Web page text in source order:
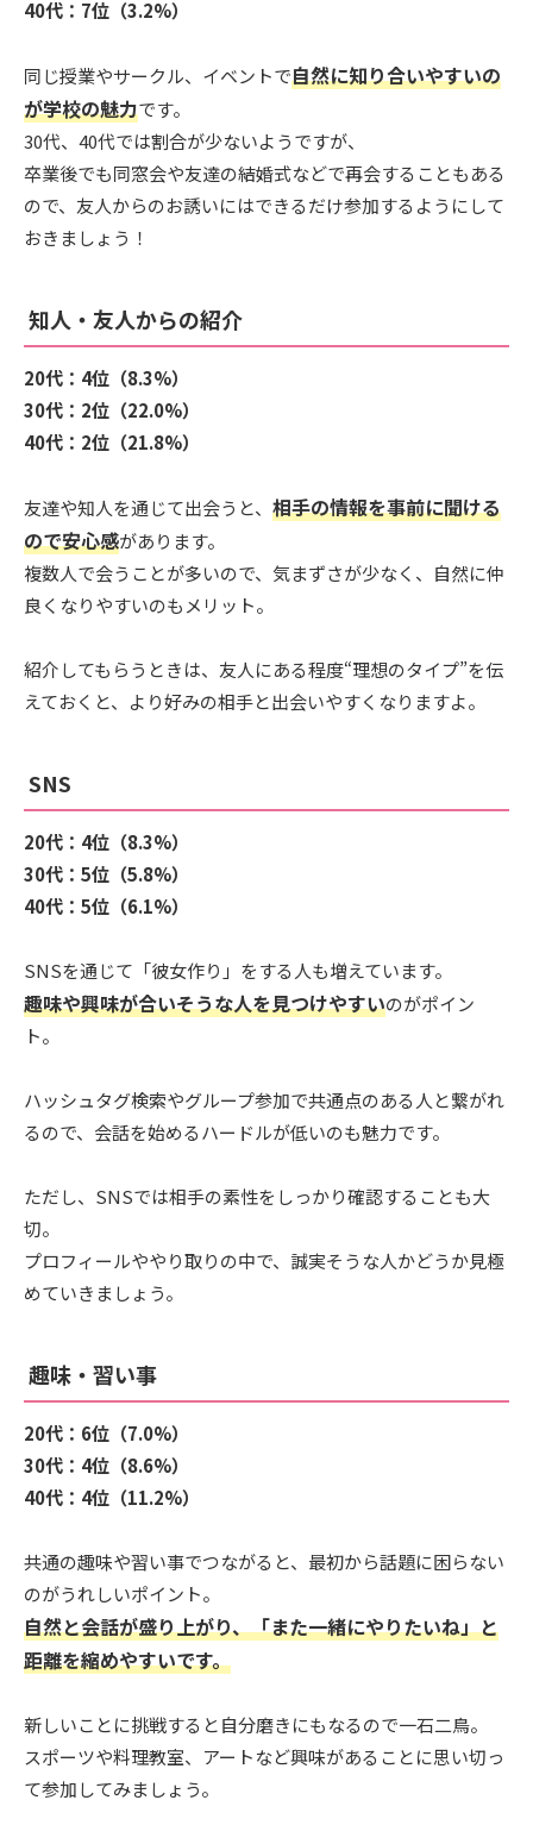
40代：7位（3.2%）
同じ授業やサークル、イベントで自然に知り合いやすいの
が学校の魅力です。
30代、40代では割合が少ないようですが、
卒業後でも同窓会や友達の結婚式などで再会することもある
ので、友人からのお誘いにはできるだけ参加するようにして
おきましょう！
知人・友人からの紹介
20代：4位（8.3%）
30代：2位（22.0%）
40代：2位（21.8%）
友達や知人を通じて出会うと、 相手の情報を事前に聞ける
ので安心感があります。
複数人で会うことが多いので、気まずさが少なく、自然に仲
良くなりやすいのもメリット。
紹介してもらうときは、友人にある程度“理想のタイプ”を伝
えておくと、より好みの相手と出会いやすくなりますよ。
SNS
20代：4位（8.3%）
30代：5位（5.8%）
40代：5位（6.1%）
SNSを通じて「彼女作り」をする人も増えています。
趣味や興味が合いそうな人を見つけやすいのがポイン
ト。
ハッシュタグ検索やグループ参加で共通点のある人と繋がれ
るので、会話を始めるハードルが低いのも魅力です。
ただし、SNSでは相手の素性をしっかり確認することも大
切。
プロフィールややり取りの中で、誠実そうな人かどうか見極
めていきましょう。
趣味・習い事
20代：6位（7.0%）
30代：4位（8.6%）
40代：4位（11.2%）
共通の趣味や習い事でつながると、最初から話題に困らない
のがうれしいポイント。
自然と会話が盛り上がり、「また一緒にやりたいね」と
距離を縮めやすいです。
新しいことに挑戦すると自分磨きにもなるので一石二鳥。
スポーツや料理教室、アートなど興味があることに思い切っ
て参加してみましょう。